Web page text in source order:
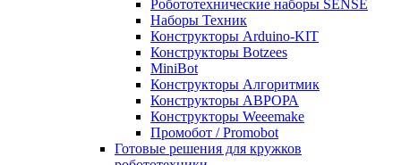
Робототехнические наборы SENSE
Наборы Техник
Конструкторы Arduino-KIT
Конструкторы Botzees
MiniBot
Конструкторы Алгоритмик
Конструкторы АВРОРА
Конструкторы Weeemake
Промобот / Promobot
Готовые решения для кружков